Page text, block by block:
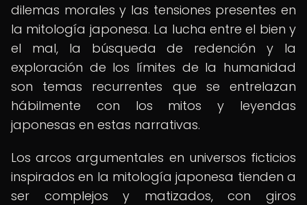
dilemas morales y las tensiones presentes en
la mitología japonesa. La lucha entre el bien y
el mal, la búsqueda de redención y la
exploración de los límites de la humanidad
son temas recurrentes que se entrelazan
hábilmente con los mitos y leyendas
japonesas en estas narrativas.
Los arcos argumentales en universos ficticios
inspirados en la mitología japonesa tienden a
ser complejos y matizados, con giros